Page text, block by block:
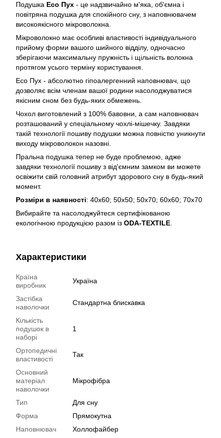
Подушка Eco Пух - це надзвичайно м'яка, об'ємна і
повітряна подушка для спокійного сну, з наповнювачем
високоякісного мікроволокна.
Мікроволокно має особливі властивості індивідуального
прийому форми вашого шийного відділу, одночасно
зберігаючи максимальну пружність і щільність волокна
протягом усього терміну користування.
Eco Пух - абсолютно гіпоалергенний наповнювач, що
дозволяє всім членам вашої родини насолоджуватися
якісним сном без будь-яких обмежень.
Чохол виготовлений з 100% бавовни, а сам наповнювач
розташований у спеціальному чохлі-мішечку. Завдяки
такій технології пошиву подушки можна повністю уникнути
виходу мікроволокон назовні.
Пральна подушка тепер не буде проблемою, адже
завдяки технології пошиву з від'ємним замком ви можете
освіжити свій головний атрибут здорового сну в будь-який
момент.
Розміри в наявності: 40х60; 50х50; 50х70; 60х60; 70х70
Вибирайте та насолоджуйтеся сертифікованою
екологічною продукцією разом із ODA-TEXTILE
Характеристики
Країна
виробник
Україна
Застібка
наволочки
Стандартна блискавка
Кількість
подушок в
наборі
1
Ортопедичні
властивості
Так
Основний
матеріал
наволочки
Мікрофібра
Тип
Для сну
Форма
Прямокутна
Наповнювач
Холлофайбер